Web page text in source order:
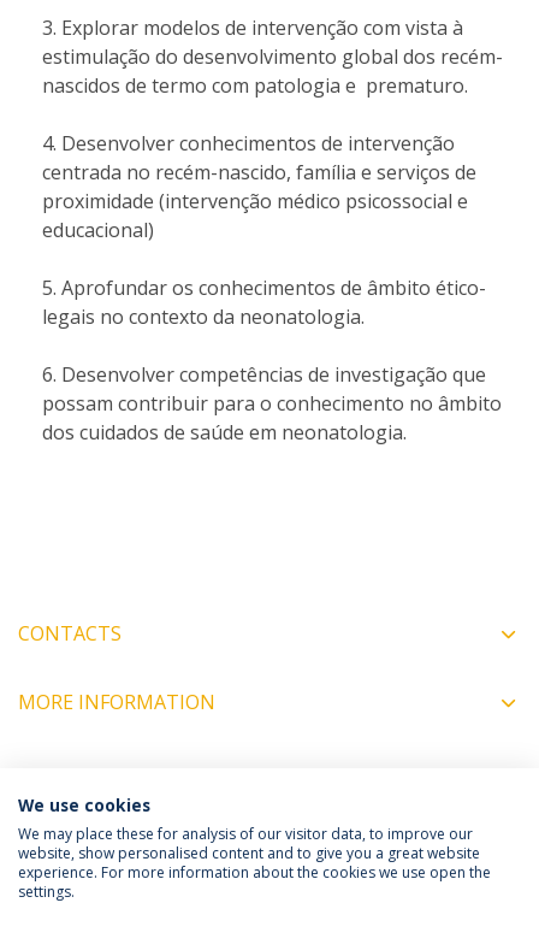
Explorar modelos de intervenção com vista à
estimulação do desenvolvimento global dos recém-
nascidos de termo com patologia e prematuro.
Desenvolver conhecimentos de intervenção
centrada no recém-nascido, família e serviços de
proximidade (intervenção médico psicossocial e
educacional)
Aprofundar os conhecimentos de âmbito ético-
legais no contexto da neonatologia.
Desenvolver competências de investigação que
possam contribuir para o conhecimento no âmbito
dos cuidados de saúde em neonatologia.
CONTACTS
MORE INFORMATION
COORDINATORS
Política de Privacidade
Termos e Condições
We use cookies
We may place these for analysis of our visitor data, to improve our
website, show personalised content and to give you a great website
experience. For more information about the cookies we use open the
settings.